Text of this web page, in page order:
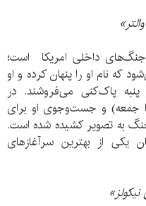
جنگ‌های داخلی امریکا است؛
که نام او را پنهان کرده و او
پنبه‌ پاک‌کنی می‌فروشند. در
جمعه) و جست‌وجوی او برای
به تصویر کشیده شده است.
یکی از بهترین سرآغازهای